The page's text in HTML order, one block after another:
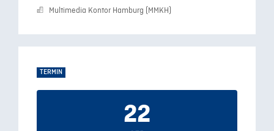
Multimedia Kontor Hamburg (MMKH)
TERMIN
22